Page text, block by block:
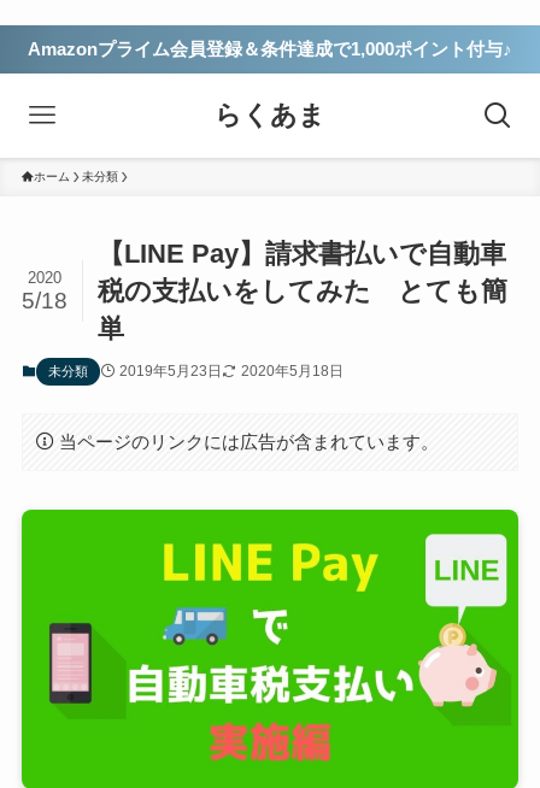
Amazonプライム会員登録＆条件達成で1,000ポイント付与♪
らくあま
ホーム 未分類
【LINE Pay】請求書払いで自動車
税の支払いをしてみた とても簡
単
2020
5/18
未分類 2019年5月23日 2020年5月18日
当ページのリンクには広告が含まれています。